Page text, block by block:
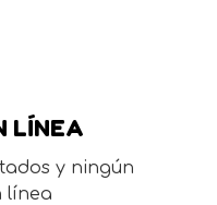
LÍNEA
y ningún
línea